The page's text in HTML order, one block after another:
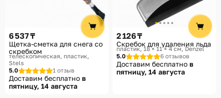
6 537 ₸
Щетка-сметка для снега со
скребком
телескопическая, пластик
Stels
5.0
1 отзыв
Доставим бесплатно в
пятницу, 14 августа
2 126 ₸
Скребок для удаления льда
пластик, 18 × 11 × 4 см Denzel
5.0
6 отзывов
Доставим бесплатно в
пятницу, 14 августа